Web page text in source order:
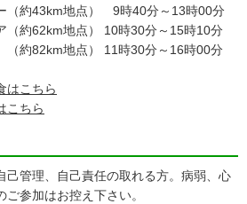
（約43km地点） 9時40分～13時00分
約62km地点） 10時30分～15時10分
地点） 11時30分～16時00分
はこちら
こちら
己管理、自己責任の取れる方。病弱、心
参加はお控え下さい。